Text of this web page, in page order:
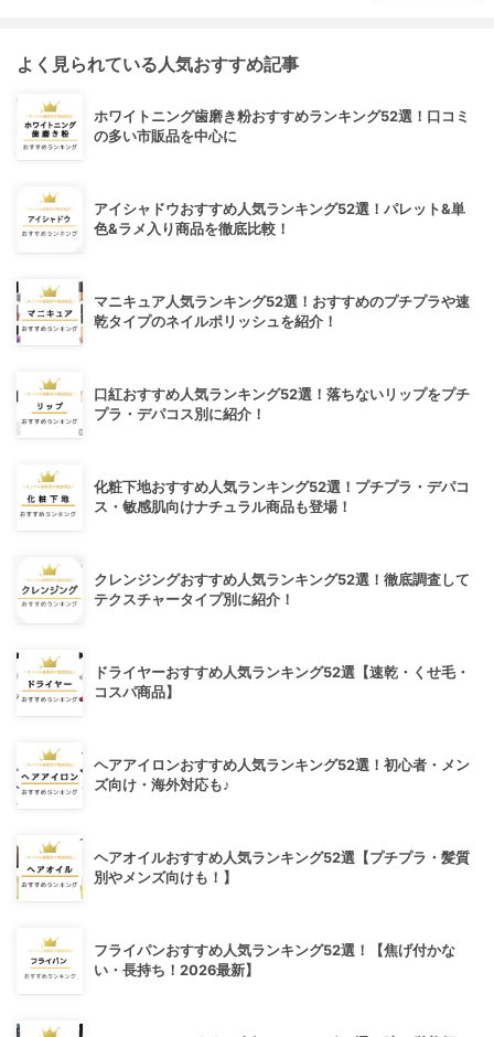
よく見られている人気おすすめ記事
ホワイトニング歯磨き粉おすすめランキング52選！口コミ
の多い市販品を中心に
アイシャドウおすすめ人気ランキング52選！パレット&単
色&ラメ入り商品を徹底比較！
マニキュア人気ランキング52選！おすすめのプチプラや速
乾タイプのネイルポリッシュを紹介！
口紅おすすめ人気ランキング52選！落ちないリップをプチ
プラ・デパコス別に紹介！
化粧下地おすすめ人気ランキング52選！プチプラ・デパコ
ス・敏感肌向けナチュラル商品も登場！
クレンジングおすすめ人気ランキング52選！徹底調査して
テクスチャータイプ別に紹介！
ドライヤーおすすめ人気ランキング52選【速乾・くせ毛・
コスパ商品】
ヘアアイロンおすすめ人気ランキング52選！初心者・メン
ズ向け・海外対応も♪
ヘアオイルおすすめ人気ランキング52選【プチプラ・髪質
別やメンズ向けも！】
フライパンおすすめ人気ランキング52選！【焦げ付かな
い・長持ち！2026最新】